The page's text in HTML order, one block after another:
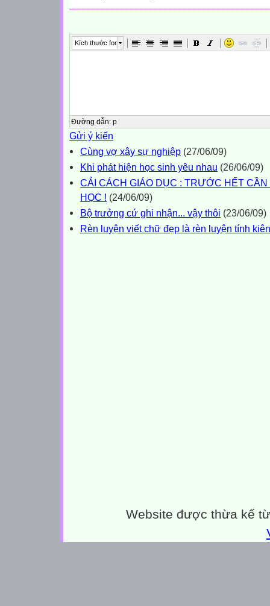
Kích thước font
Đường dẫn: p
Gửi ý kiến
Cùng vợ xây sự nghiệp (27/06/09)
Khi phát hiện học sinh yêu nhau (26/06/09)
CẢI CÁCH GIÁO DỤC : TRƯỚC HẾT
HỌC ! (24/06/09)
Bộ trưởng cứ ghi nhận... vậy thôi (23/06/09)
Rèn luyện viết chữ đẹp là rèn luyện tính
Website được thừa kế